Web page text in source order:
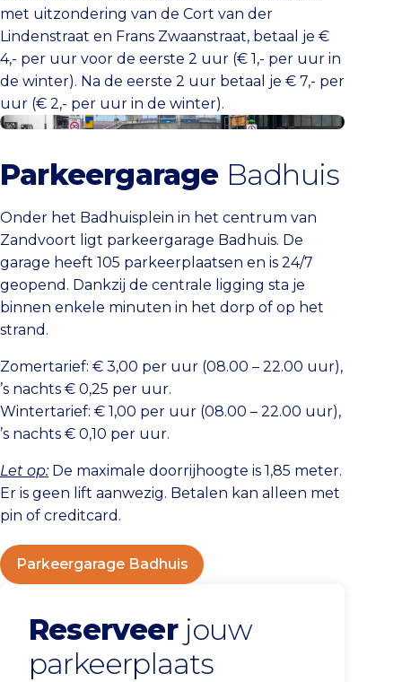
met uitzondering van de Cort van der
Lindenstraat en Frans Zwaanstraat, betaal je €
4,- per uur voor de eerste 2 uur (€ 1,- per uur in
de winter). Na de eerste 2 uur betaal je € 7,- per
uur (€ 2,- per uur in de winter).
Parkeergarage Badhuis
Parkeergarage Badhuis
Onder het Badhuisplein in het centrum van
Zandvoort ligt parkeergarage Badhuis. De
garage heeft 105 parkeerplaatsen en is 24/7
geopend. Dankzij de centrale ligging sta je
binnen enkele minuten in het dorp of op het
strand.
Zomertarief: € 3,00 per uur (08.00 – 22.00 uur),
’s nachts € 0,25 per uur.
Wintertarief: € 1,00 per uur (08.00 – 22.00 uur),
’s nachts € 0,10 per uur.
Let op:De maximale doorrijhoogte is 1,85 meter.
Er is geen lift aanwezig. Betalen kan alleen met
pin of creditcard.
Parkeergarage Badhuis
Reserveer jouw
parkeerplaats